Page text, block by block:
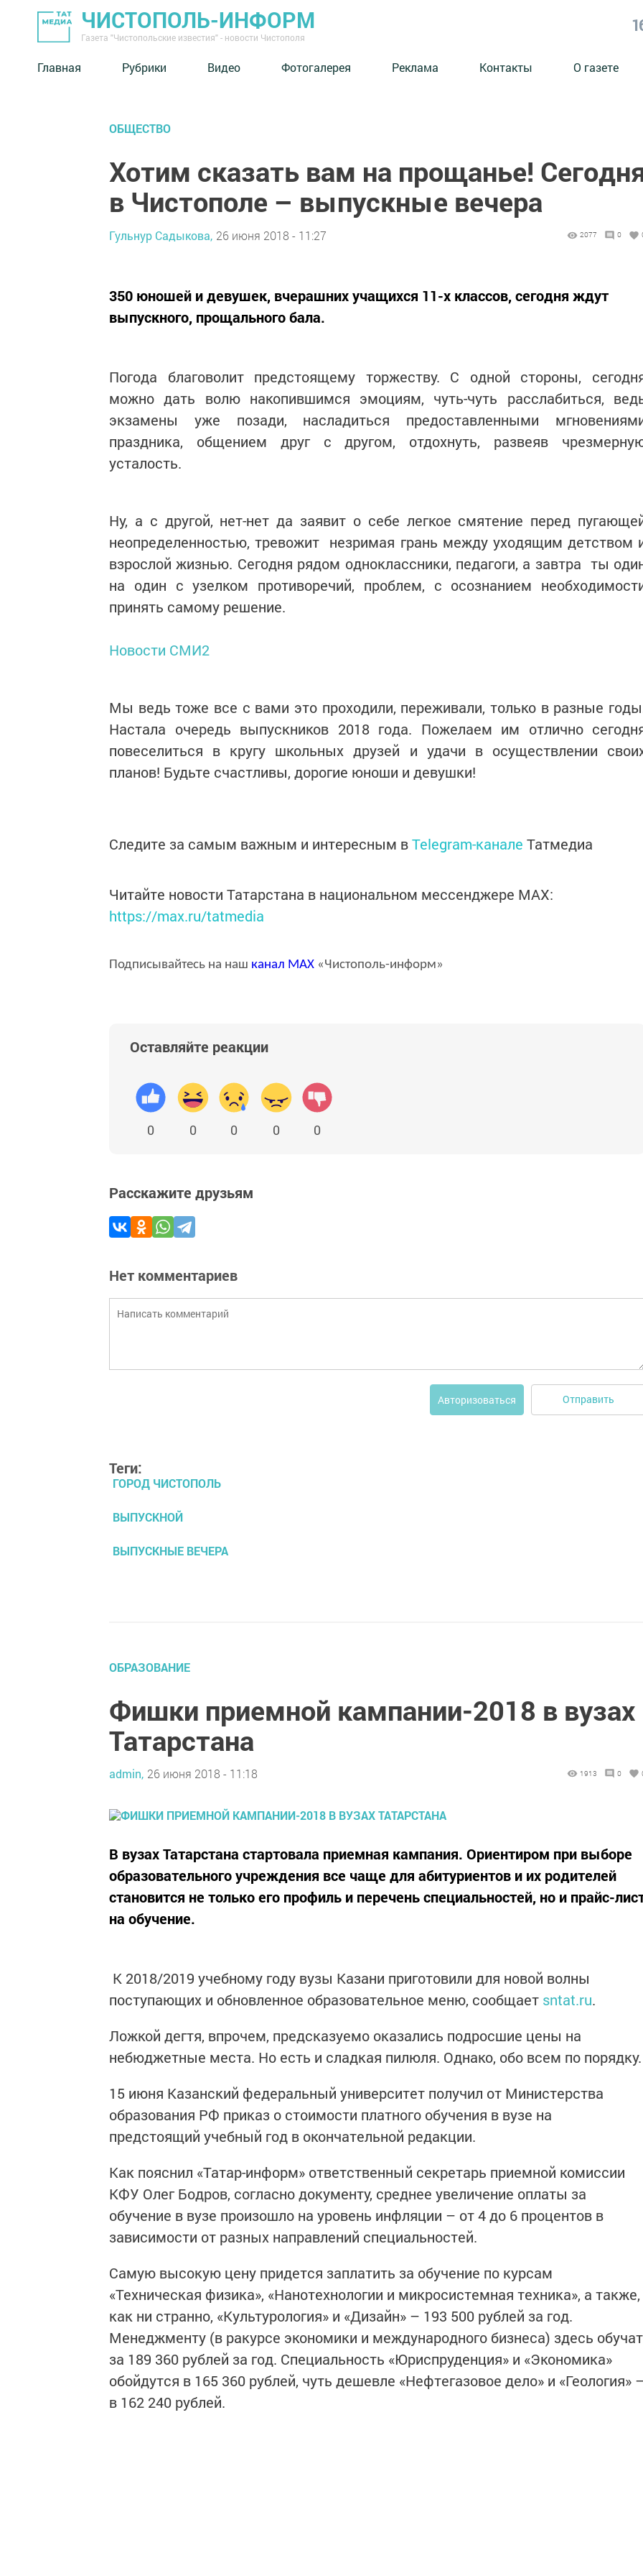
ЧИСТОПОЛЬ-ИНФОРМ
Газета "Чистопольские известия" - новости Чистополя
Главная Рубрики Видео Фотогалерея Реклама Контакты О газете
ОБЩЕСТВО
Хотим сказать вам на прощанье!
в Чистополе – выпускные вечера
Гульнур Садыкова, 26 июня 2018 - 11:27 2077 0
350 юношей и девушек, вчерашних учащихся 11-х классов, сегодня ждут
выпускного, прощального бала.
Погода благоволит предстоящему торжеству. С одной стороны,
можно дать волю накопившимся эмоциям, чуть-чуть расслабиться,
экзамены уже позади, насладиться предоставленными
праздника, общением друг с другом, отдохнуть, развеяв
усталость.
Ну, а с другой, нет-нет да заявит о себе легкое смятение перед
неопределенностью, тревожит незримая грань между уходящим детством
взрослой жизнью. Сегодня рядом одноклассники, педагоги, а завтра ты
на один с узелком противоречий, проблем, с осознанием
принять самому решение.
Новости СМИ2
Мы ведь тоже все с вами это проходили, переживали, только в разные
Настала очередь выпускников 2018 года. Пожелаем им отлично
повеселиться в кругу школьных друзей и удачи в осуществлении
планов! Будьте счастливы, дорогие юноши и девушки!
Следите за самым важным и интересным вTelegram-канале Татмедиа
Читайте новости Татарстана в национальном мессенджере MАХ:
https://max.ru/tatmedia
Подписывайтесь на наш канал MAX «Чистополь-информ»
Оставляйте реакции
0 0 0 0 0
Расскажите друзьям
Нет комментариев
Авторизоваться Отправить
Теги:
ГОРОД ЧИСТОПОЛЬ
ВЫПУСКНОЙ
ВЫПУСКНЫЕ ВЕЧЕРА
ОБРАЗОВАНИЕ
Фишки приемной кампании-2018 в вузах
Татарстана
admin, 26 июня 2018 - 11:18 1913 0
В вузах Татарстана стартовала приемная кампания. Ориентиром при выборе
образовательного учреждения все чаще для абитуриентов и их родителей
становится не только его профиль и перечень специальностей, но и прайс-
на обучение.
К 2018/2019 учебному году вузы Казани приготовили для новой волны
поступающих и обновленное образовательное меню, сообщает sntat.ru.
Ложкой дегтя, впрочем, предсказуемо оказались подросшие цены на
небюджетные места. Но есть и сладкая пилюля. Однако, обо всем по порядку.
15 июня Казанский федеральный университет получил от Министерства
образования РФ приказ о стоимости платного обучения в вузе на
предстоящий учебный год в окончательной редакции.
Как пояснил «Татар-информ» ответственный секретарь приемной комиссии
КФУ Олег Бодров, согласно документу, среднее увеличение оплаты за
обучение в вузе произошло на уровень инфляции – от 4 до 6 процентов в
зависимости от разных направлений специальностей.
Самую высокую цену придется заплатить за обучение по курсам
«Техническая физика», «Нанотехнологии и микросистемная техника», а также,
как ни странно, «Культурология» и «Дизайн» – 193 500 рублей за год.
Менеджменту (в ракурсе экономики и международного бизнеса) здесь обучат
за 189 360 рублей за год. Специальность «Юриспруденция» и «Экономика»
обойдутся в 165 360 рублей, чуть дешевле «Нефтегазовое дело» и «Геология»
в 162 240 рублей.